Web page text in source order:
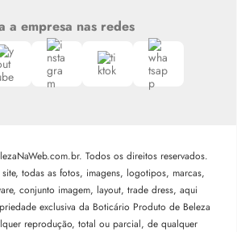
a empresa nas redes
Todos os direitos reservados.
todas as fotos, imagens, logotipos, marcas,
conjunto imagem, layout, trade dress, aqui
exclusiva da Boticário Produto de Beleza
reprodução, total ou parcial, de qualquer